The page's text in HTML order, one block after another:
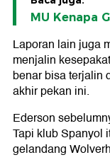
MU Kenapa
Laporan lain juga
menjalin
benar bisa terjalin
akhir pekan ini.
Ederson
Tapi klub Spanyol
gelandang